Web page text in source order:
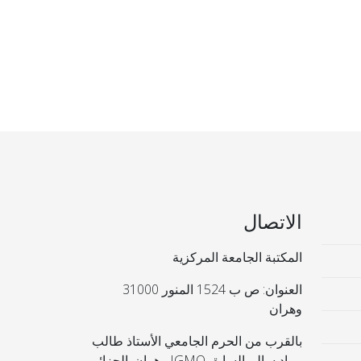
الاتصال
المكتبة الجامعة المركزية
العنوان: ص ب 1524 المنور 31000
وهران
بالقرب من الحرم الجامعي الأستاذ طالب